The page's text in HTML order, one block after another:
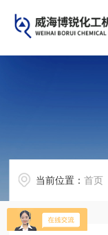
当前位置：首页